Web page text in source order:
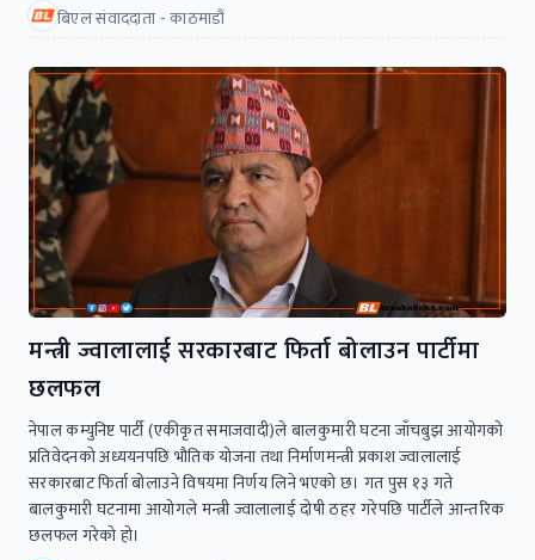
बिएल संवाददाता - काठमाडौं
मन्त्री ज्वालालाई सरकारबाट फिर्ता बोलाउन पार्टीमा
छलफल
नेपाल कम्युनिष्ट पार्टी (एकीकृत समाजवादी)ले बालकुमारी घटना जाँचबुझ आयोगको
प्रतिवेदनको अध्ययनपछि भौतिक योजना तथा निर्माणमन्त्री प्रकाश ज्वालालाई
सरकारबाट फिर्ता बोलाउने विषयमा निर्णय लिने भएको छ। गत पुस १३ गते
बालकुमारी घटनामा आयोगले मन्त्री ज्वालालाई दोषी ठहर गरेपछि पार्टीले आन्तरिक
छलफल गरेको हो।